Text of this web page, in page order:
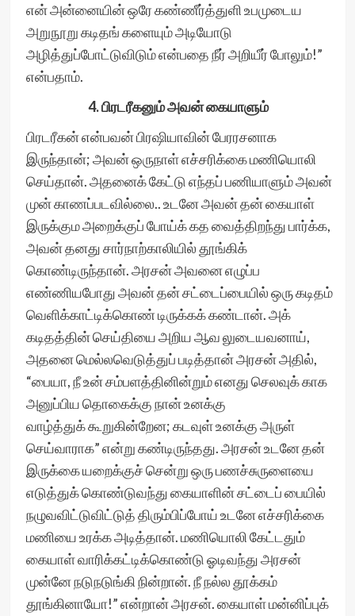
என் அன்னையின் ஒரே கண்ணீர்த்துளி உபமுடைய
அறுநூறு கடிதங் களையும் அடியோடு
அழித்துப்போட்டுவிடும் என்பதை நீர் அறியீர் போலும்!”
என்பதாம்.
4. பிரடரீகனும் அவன் கையாளும்
பிரடரீகன் என்பவன் பிரஷியாவின் பேரரசனாக
இருந்தான்; அவன் ஒருநாள் எச்சரிக்கை மணியொலி
செய்தான். அதனைக் கேட்டு எந்தப் பணியாளும் அவன்
முன் காணப்படவில்லை.. உடனே அவன் தன் கையாள்
இருக்கும அறைக்குப் போய்க் கத வைத்திறந்து பார்க்க,
அவன் தனது சார்நாற்காலியில் தூங்கிக்
கொண்டிருந்தான். அரசன் அவனை எழுப்ப
எண்ணியபோது அவன் தன் சட்டைப்பையில் ஒரு கடிதம்
வெளிக்காட்டிக்கொண் டிருக்கக் கண்டான். அக்
கடிதத்தின் செய்தியை அறிய ஆவ லுடையவனாய்,
அதனை மெல்லவெடுத்துப் படித்தான் அரசன் அதில்,
“பையா, நீ உன் சம்பளத்தினின்றும் எனது செலவுக் காக
அனுப்பிய தொகைக்கு நான் உனக்கு
வாழ்த்துக் கூறுகின்றேன; கடவுள் உனக்கு அருள்
செய்வாராக” என்று கண்டிருந்தது. அரசன் உடனே தன்
இருக்கை யறைக்குச் சென்று ஒரு பணச்சுருளையை
எடுத்துக் கொண்டுவந்து கையாளின் சட்டைப் பையில்
நழுவவிட்டுவிட்டுத் திரும்பிப்போய் உடனே எச்சரிக்கை
மணியை உரக்க அடித்தான். மணியொலி கேட்டதும்
கையாள் வாரிக்கட்டிக்கொண்டு ஓடிவந்து அரசன்
முன்னே நடுநடுங்கி நின்றான். நீ நல்ல தூக்கம்
தூங்கினாயோ!” என்றான் அரசன். கையாள் மன்னிப்புக்